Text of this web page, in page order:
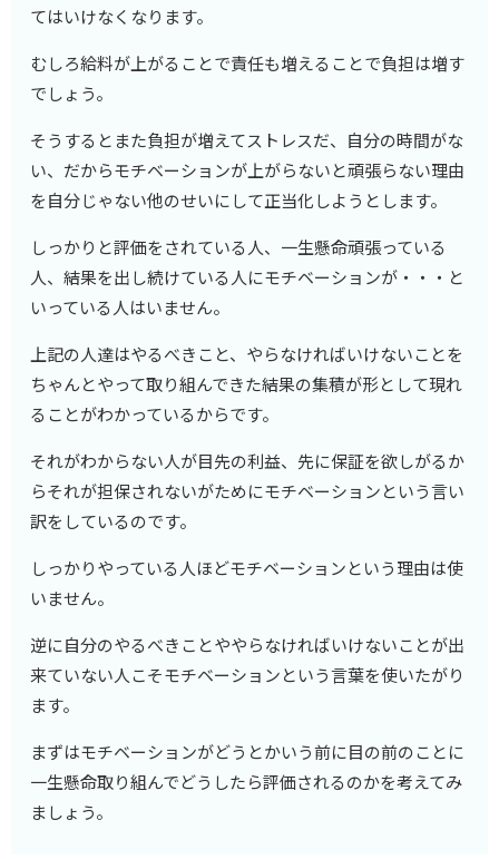
てはいけなくなります。
むしろ給料が上がることで責任も増えることで負担は増す
でしょう。
そうするとまた負担が増えてストレスだ、自分の時間がな
い、だからモチベーションが上がらないと頑張らない理由
を自分じゃない他のせいにして正当化しようとします。
しっかりと評価をされている人、一生懸命頑張っている
人、結果を出し続けている人にモチベーションが・・・と
いっている人はいません。
上記の人達はやるべきこと、やらなければいけないことを
ちゃんとやって取り組んできた結果の集積が形として現れ
ることがわかっているからです。
それがわからない人が目先の利益、先に保証を欲しがるか
らそれが担保されないがためにモチベーションという言い
訳をしているのです。
しっかりやっている人ほどモチベーションという理由は使
いません。
逆に自分のやるべきことややらなければいけないことが出
来ていない人こそモチベーションという言葉を使いたがり
ます。
まずはモチベーションがどうとかいう前に目の前のことに
一生懸命取り組んでどうしたら評価されるのかを考えてみ
ましょう。